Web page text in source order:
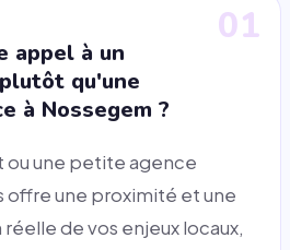
01
appel à un
qu'une
à Nossegem ?
ou une petite agence
offre une proximité et une
de vos enjeux locaux,